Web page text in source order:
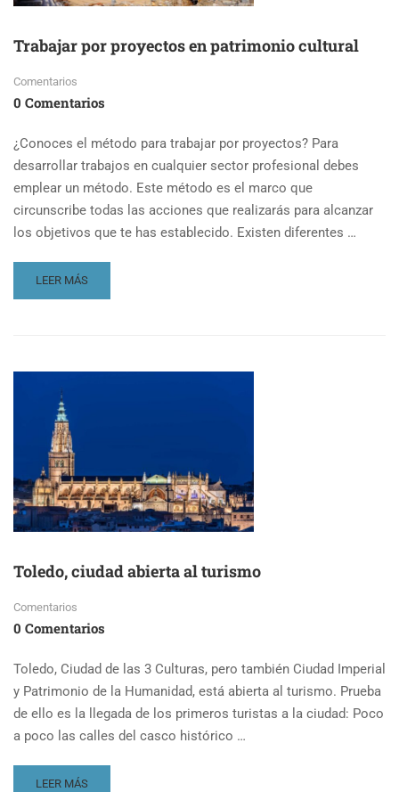
Trabajar por proyectos en patrimonio cultural
Comentarios
0 Comentarios
¿Conoces el método para trabajar por proyectos? Para
desarrollar trabajos en cualquier sector profesional debes
emplear un método. Este método es el marco que
circunscribe todas las acciones que realizarás para alcanzar
los objetivos que te has establecido. Existen diferentes …
READ
MORE
PROYECTOS
PATRIMONIO
CULTURAL
LEER MÁS
Toledo, ciudad abierta al turismo
Comentarios
0 Comentarios
Toledo, Ciudad de las 3 Culturas, pero también Ciudad Imperial
y Patrimonio de la Humanidad, está abierta al turismo. Prueba
de ello es la llegada de los primeros turistas a la ciudad: Poco
a poco las calles del casco histórico …
READ
LEER MÁS